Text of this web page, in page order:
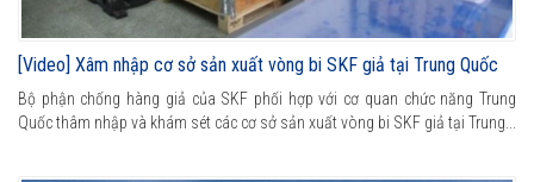
[Video] Xâm nhập cơ sở sản xuất vòng bi SKF giả tại Trung Quốc
Bộ phận chống hàng giả của SKF phối hợp với cơ quan chức năng Trung
Quốc thâm nhập và khám sét các cơ sở sản xuất vòng bi SKF giả tại Trung...